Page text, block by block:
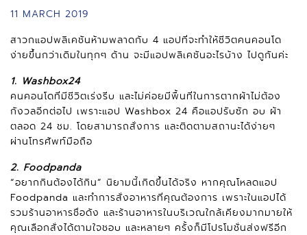
11 MARCH 2019
สาวกแอปพลิเคชันห้ามพลาดกับ 4 แอปที่จะทำให้ชีวิตคนคอนโด
ง่ายขึ้นกว่าเดิมในทุกๆ ด้าน จะมีแอปพลิเคชันอะไรบ้าง ไปดูกันค่ะ
1. Washbox24
คนคอนโดที่มีชีวิตเร่งรีบ และไม่ค่อยมีพื้นที่ในการตากผ้าไม่ต้อง
กังวลอีกต่อไป เพราะแอป Washbox 24 คือแอปรับซัก อบ ผ้า
ตลอด 24 ชม. โดยสามารถสั่งการ และติดตามสถานะได้ง่ายๆ
ผ่านโทรศัพท์มือถือ
2. Foodpanda
“อยากกินต้องได้กิน” นิยามนี้เกิดขึ้นได้จริง หากคุณโหลดแอป
Foodpanda และทำการสั่งอาหารที่คุณต้องการ เพราะในแอปได้
รวมร้านอาหารชื่อดัง และร้านอาหารในบริเวณใกล้เคียงมากมายให้
คุณเลือกสั่งได้ตามใจชอบ และหลายๆ ครั้งก็มีโปรโมชั่นส่งฟรีอีก